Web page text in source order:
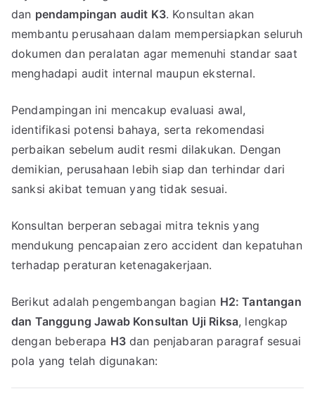
dan pendampingan audit K3. Konsultan akan
membantu perusahaan dalam mempersiapkan seluruh
dokumen dan peralatan agar memenuhi standar saat
menghadapi audit internal maupun eksternal.
Pendampingan ini mencakup evaluasi awal,
identifikasi potensi bahaya, serta rekomendasi
perbaikan sebelum audit resmi dilakukan. Dengan
demikian, perusahaan lebih siap dan terhindar dari
sanksi akibat temuan yang tidak sesuai.
Konsultan berperan sebagai mitra teknis yang
mendukung pencapaian zero accident dan kepatuhan
terhadap peraturan ketenagakerjaan.
Berikut adalah pengembangan bagian H2: Tantangan
dan Tanggung Jawab Konsultan Uji Riksa, lengkap
dengan beberapa H3dan penjabaran paragraf sesuai
pola yang telah digunakan: